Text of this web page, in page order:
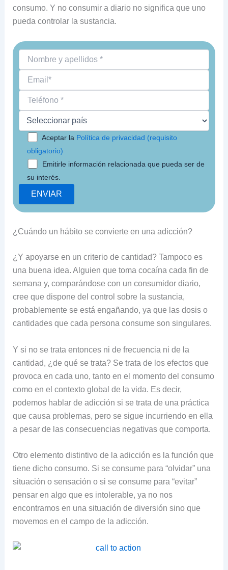
consumo. Y no consumir a diario no significa que uno
pueda controlar la sustancia.
Aceptar la Política de privacidad (requisito
obligatorio)
Emitirle información relacionada que pueda ser de
su interés.
¿Cuándo un hábito se convierte en una adicción?
¿Y apoyarse en un criterio de cantidad? Tampoco es
una buena idea. Alguien que toma cocaína cada fin de
semana y, comparándose con un consumidor diario,
cree que dispone del control sobre la sustancia,
probablemente se está engañando, ya que las dosis o
cantidades que cada persona consume son singulares.
Y si no se trata entonces ni de frecuencia ni de la
cantidad, ¿de qué se trata? Se trata de los efectos que
provoca en cada uno, tanto en el momento del consumo
como en el contexto global de la vida. Es decir,
podemos hablar de adicción si se trata de una práctica
que causa problemas, pero se sigue incurriendo en ella
a pesar de las consecuencias negativas que comporta.
Otro elemento distintivo de la adicción es la función que
tiene dicho consumo. Si se consume para “olvidar” una
situación o sensación o si se consume para “evitar”
pensar en algo que es intolerable, ya no nos
encontramos en una situación de diversión sino que
movemos en el campo de la adicción.